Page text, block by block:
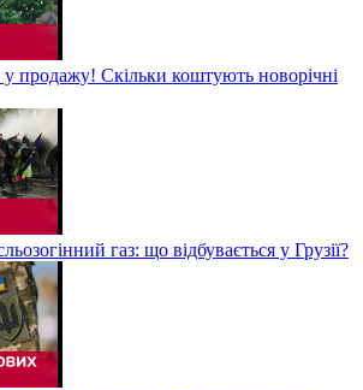
продажу! Скільки коштують новорічні
газ: що відбувається у Грузії?